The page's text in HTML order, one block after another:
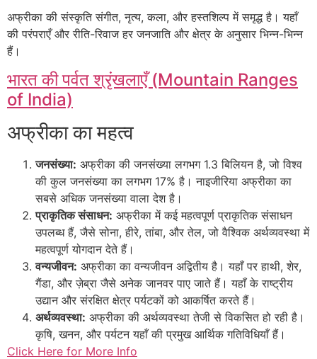
अफ्रीका की संस्कृति संगीत, नृत्य, कला, और हस्तशिल्प में समृद्ध है। यहाँ
की परंपराएँ और रीति-रिवाज हर जनजाति और क्षेत्र के अनुसार भिन्न-भिन्न
हैं।
भारत की पर्वत श्रृंखलाएँ (Mountain Ranges
of India)
अफ्रीका का महत्व
जनसंख्या: अफ्रीका की जनसंख्या लगभग 1.3 बिलियन है, जो विश्व
की कुल जनसंख्या का लगभग 17% है। नाइजीरिया अफ्रीका का
सबसे अधिक जनसंख्या वाला देश है।
प्राकृतिक संसाधन: अफ्रीका में कई महत्वपूर्ण प्राकृतिक संसाधन
उपलब्ध हैं, जैसे सोना, हीरे, तांबा, और तेल, जो वैश्विक अर्थव्यवस्था में
महत्वपूर्ण योगदान देते हैं।
वन्यजीवन: अफ्रीका का वन्यजीवन अद्वितीय है। यहाँ पर हाथी, शेर,
गैंडा, और ज़ेब्रा जैसे अनेक जानवर पाए जाते हैं। यहाँ के राष्ट्रीय
उद्यान और संरक्षित क्षेत्र पर्यटकों को आकर्षित करते हैं।
अर्थव्यवस्था: अफ्रीका की अर्थव्यवस्था तेजी से विकसित हो रही है।
कृषि, खनन, और पर्यटन यहाँ की प्रमुख आर्थिक गतिविधियाँ हैं।
Click Here for More Info